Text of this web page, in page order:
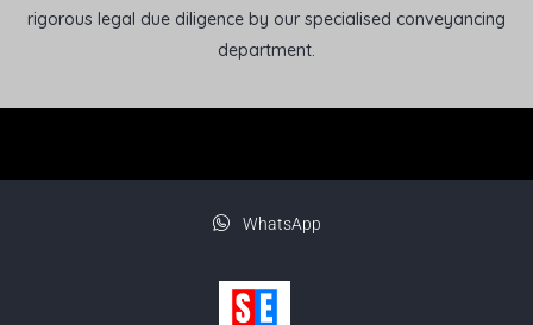
rigorous legal due diligence by our specialised conveyancing
department.
WhatsApp